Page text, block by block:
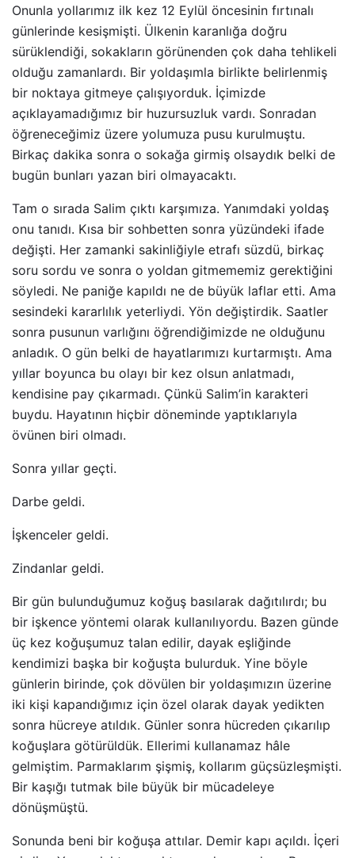
Onunla yollarımız ilk kez 12 Eylül öncesinin fırtınalı
günlerinde kesişmişti. Ülkenin karanlığa doğru
sürüklendiği, sokakların görünenden çok daha tehlikeli
olduğu zamanlardı. Bir yoldaşımla birlikte belirlenmiş
bir noktaya gitmeye çalışıyorduk. İçimizde
açıklayamadığımız bir huzursuzluk vardı. Sonradan
öğreneceğimiz üzere yolumuza pusu kurulmuştu.
Birkaç dakika sonra o sokağa girmiş olsaydık belki de
bugün bunları yazan biri olmayacaktı.
Tam o sırada Salim çıktı karşımıza. Yanımdaki yoldaş
onu tanıdı. Kısa bir sohbetten sonra yüzündeki ifade
değişti. Her zamanki sakinliğiyle etrafı süzdü, birkaç
soru sordu ve sonra o yoldan gitmememiz gerektiğini
söyledi. Ne paniğe kapıldı ne de büyük laflar etti. Ama
sesindeki kararlılık yeterliydi. Yön değiştirdik. Saatler
sonra pusunun varlığını öğrendiğimizde ne olduğunu
anladık. O gün belki de hayatlarımızı kurtarmıştı. Ama
yıllar boyunca bu olayı bir kez olsun anlatmadı,
kendisine pay çıkarmadı. Çünkü Salim’in karakteri
buydu. Hayatının hiçbir döneminde yaptıklarıyla
övünen biri olmadı.
Sonra yıllar geçti.
Darbe geldi.
İşkenceler geldi.
Zindanlar geldi.
Bir gün bulunduğumuz koğuş basılarak dağıtılırdı; bu
bir işkence yöntemi olarak kullanılıyordu. Bazen günde
üç kez koğuşumuz talan edilir, dayak eşliğinde
kendimizi başka bir koğuşta bulurduk. Yine böyle
günlerin birinde, çok dövülen bir yoldaşımızın üzerine
iki kişi kapandığımız için özel olarak dayak yedikten
sonra hücreye atıldık. Günler sonra hücreden çıkarılıp
koğuşlara götürüldük. Ellerimi kullanamaz hâle
gelmiştim. Parmaklarım şişmiş, kollarım güçsüzleşmişti.
Bir kaşığı tutmak bile büyük bir mücadeleye
dönüşmüştü.
Sonunda beni bir koğuşa attılar. Demir kapı açıldı. İçeri